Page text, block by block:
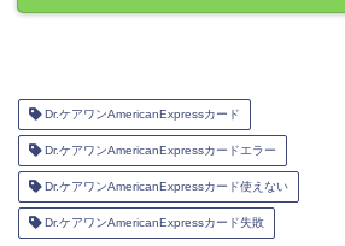
Dr.ケアワンAmericanExpressカード
Dr.ケアワンAmericanExpressカードエラー
Dr.ケアワンAmericanExpressカード使えない
Dr.ケアワンAmericanExpressカード失敗